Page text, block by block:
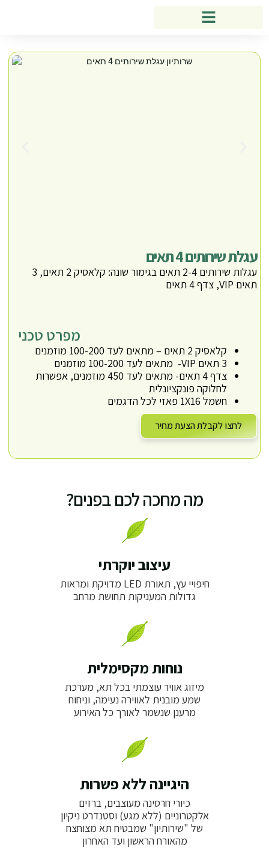
עגלת שירותים 4 תאים
עגלות שירותים 2-4 תאים בגימור שונה: קלאסיק 2 תאים, 3
תאים VIP, צדף 4 תאים
מפרט טכני
קלאסיק 2 תאים – מתאים לעד 100-200 מוזמנים
3 תאים VIP- מתאים לעד 100-200 מוזמנים
צדף 4 תאים- מתאים לעד 450 מוזמנים, אפשרות
לחלוקה פונקציונלית
חשמל 1X16 פאזי לכל הדגמים
לחצו לקבלת הצעת מחיר
מה מחכה לכם בפנים?
עיצוב יוקרתי
חיפויי עץ, תאורת LED מדויקת ומראות
גדולות המעניקות תחושת מרחב
נוחות מקסימלית
מיזוג אוויר עוצמתי בכל תא, מערכת
שמע מובנית לאווירה נעימה, וניחוח
מרענן שנשמר לאורך כל האירוע
היגיינה ללא פשרות
כיורי חרסינה מעוצבים, ברזים
אלקטרוניים (ללא מגע) וסטנדרט ניקיון
של "שירותיון" שמבטיח תא מצוחצח
מהאורח הראשון ועד האחרון